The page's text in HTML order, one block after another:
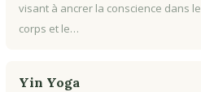
visant à ancrer la conscience dans le
corps et le…
Yin Yoga